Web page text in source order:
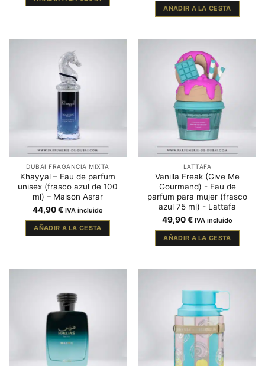
AÑADIR A LA CESTA
DUBAI FRAGANCIA MIXTA
Khayyal – Eau de parfum
unisex (frasco azul de 100
ml) – Maison Asrar
44,90€ IVA incluido
AÑADIR A LA CESTA
LATTAFA
Vanilla Freak (Give Me
Gourmand) - Eau de
parfum para mujer (frasco
azul 75 ml) - Lattafa
49,90€ IVA incluido
AÑADIR A LA CESTA